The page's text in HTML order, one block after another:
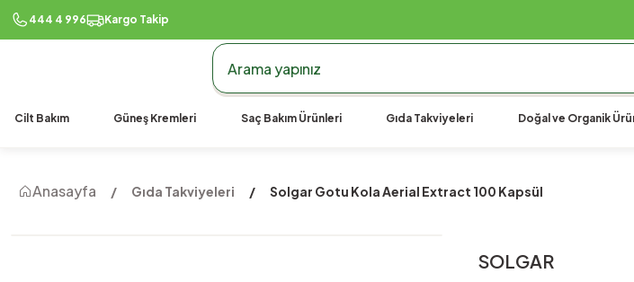
444 4 996 Kargo Takip
990 TL Üzeri Ücretsiz Kargo990 TL
Cilt Bakım Güneş Kremleri Saç Bakım Ürünleri Gıda Takviyeleri Doğal ve Organik
Anasayfa Gıda Takviyeleri Solgar Gotu Kola Aerial Extract 100 Kapsül
SOLGAR